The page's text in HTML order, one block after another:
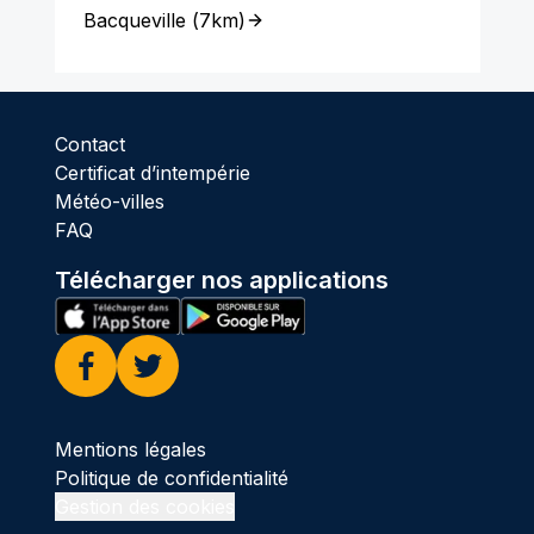
Bacqueville(7km)
Contact
Certificat d’intempérie
Météo-villes
FAQ
Télécharger nos applications
Facebook
Twitter
Mentions légales
Politique de confidentialité